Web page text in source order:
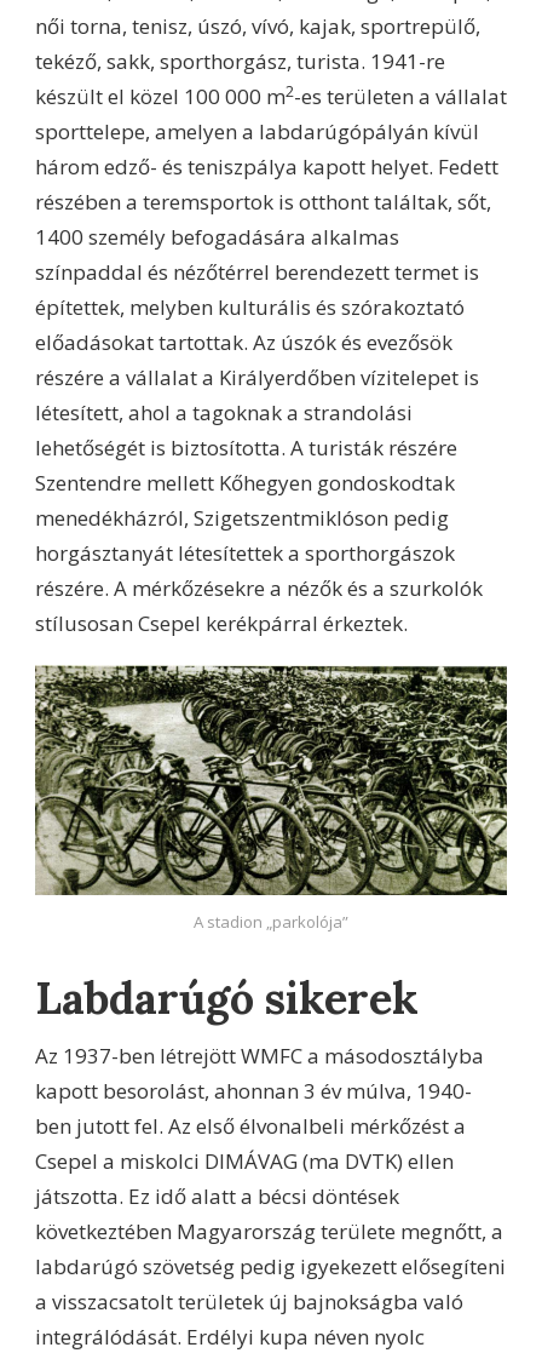
női torna, tenisz, úszó, vívó, kajak, sportrepülő,
tekéző, sakk, sporthorgász, turista. 1941-re
készült el közel 100 000 m2-es területen a vállalat
sporttelepe, amelyen a labdarúgópályán kívül
három edző- és teniszpálya kapott helyet. Fedett
részében a teremsportok is otthont találtak, sőt,
1400 személy befogadására alkalmas
színpaddal és nézőtérrel berendezett termet is
építettek, melyben kulturális és szórakoztató
előadásokat tartottak. Az úszók és evezősök
részére a vállalat a Királyerdőben vízitelepet is
létesített, ahol a tagoknak a strandolási
lehetőségét is biztosította. A turisták részére
Szentendre mellett Kőhegyen gondoskodtak
menedékházról, Szigetszentmiklóson pedig
horgásztanyát létesítettek a sporthorgászok
részére. A mérkőzésekre a nézők és a szurkolók
stílusosan Csepel kerékpárral érkeztek.
A stadion „parkolója”
Labdarúgó sikerek
Az 1937-ben létrejött WMFC a másodosztályba
kapott besorolást, ahonnan 3 év múlva, 1940-
ben jutott fel. Az első élvonalbeli mérkőzést a
Csepel a miskolci DIMÁVAG (ma DVTK) ellen
játszotta. Ez idő alatt a bécsi döntések
következtében Magyarország területe megnőtt, a
labdarúgó szövetség pedig igyekezett elősegíteni
a visszacsatolt területek új bajnokságba való
integrálódását. Erdélyi kupa néven nyolc